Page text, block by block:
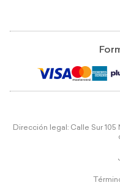
Dirección legal: Calle Sur 105